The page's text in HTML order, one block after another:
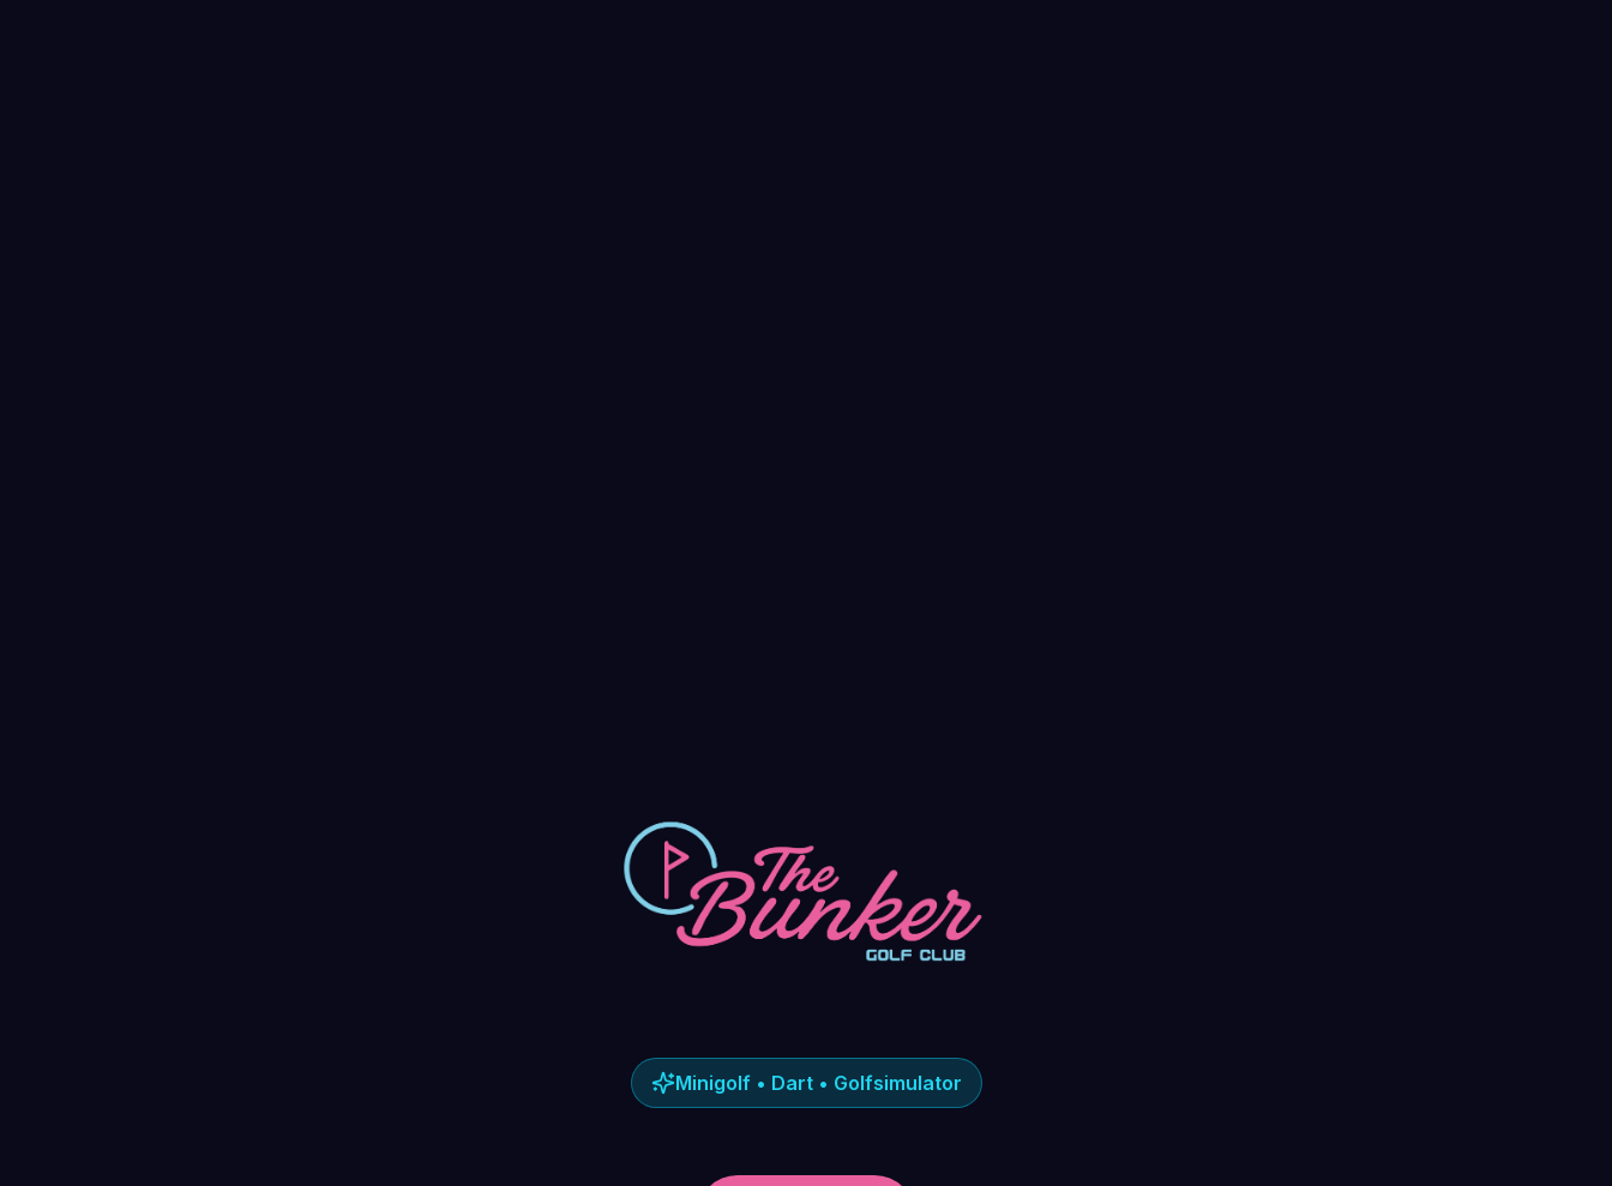
Minigolf • Dart • Golfsimulator